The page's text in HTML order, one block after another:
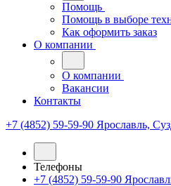
Помощь
Помощь в выборе
Как оформить заказ
О компании
О компании
Вакансии
Контакты
+7 (4852) 59-59-90 Ярославль,
Телефоны
+7 (4852) 59-59-90